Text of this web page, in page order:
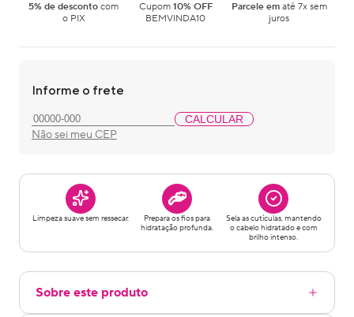
5% de desconto com
o PIX
Cupom 10% OFF
BEMVINDA10
Parcele ematé 7x sem
juros
Informe o frete
CALCULAR
Não sei meu CEP
Limpeza suave sem ressecar.
Prepara os fios para
hidratação profunda.
Sela as cutículas, mantendo
o cabelo hidratado e com
brilho intenso.
Sobre este produto